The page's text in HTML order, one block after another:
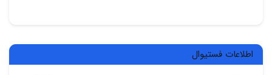
اطلاعات فستیوال